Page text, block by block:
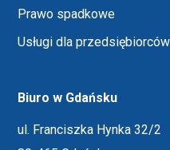
Prawo spadkowe
Usługi dla przedsiębiorców
Biuro w Gdańsku
ul. Franciszka Hynka 32/2